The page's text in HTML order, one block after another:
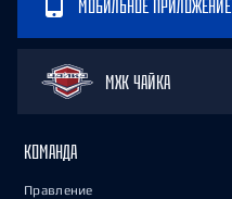
МОБИЛЬНОЕ ПРИЛОЖЕНИЕ
МХК ЧАЙКА
КОМАНДА
Правление